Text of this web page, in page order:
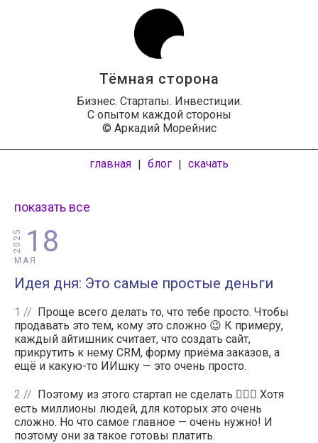
Тёмная сторона
Бизнес. Стартапы. Инвестиции.
С опытом каждой стороны
© Аркадий Морейнис
главная | блог | скачать
показать все
18
МАЯ
2025
Идея дня: Это самые простые деньги
1
Проще всего делать то, что тебе просто. Чтобы
продавать это тем, кому это сложно 😉 К примеру,
каждый айтишник считает, что создать сайт,
прикрутить к нему CRM, форму приёма заказов, а
ещё и какую-то ИИшку — это очень просто.
2
Поэтому из этого стартап не сделать 🤷🏻‍♂️ Хотя
есть миллионы людей, для которых это очень
сложно. Но что самое главное — очень нужно! И
поэтому они за такое готовы платить.